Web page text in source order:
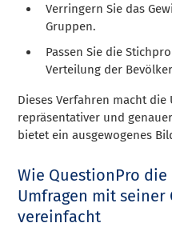
Verringern Sie das
Gruppen.
Passen Sie die
Verteilung der
Dieses Verfahren macht die
repräsentativer und
bietet ein ausgewogenes
Wie QuestionPro
Umfragen mit
vereinfacht